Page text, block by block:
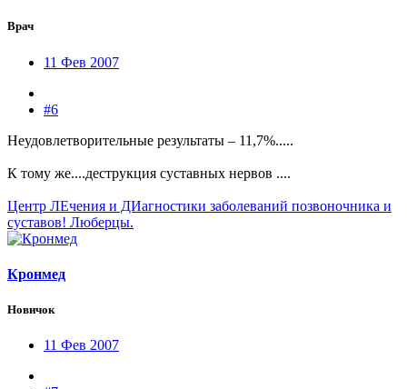
Врач
11 Фев 2007
#6
Неудовлетворительные результаты – 11,7%.....
К тому же....деструкция суставных нервов ....
Центр ЛЕчения и ДИагностики заболеваний позвоночника и
суставов! Люберцы.
Кронмед
Новичок
11 Фев 2007